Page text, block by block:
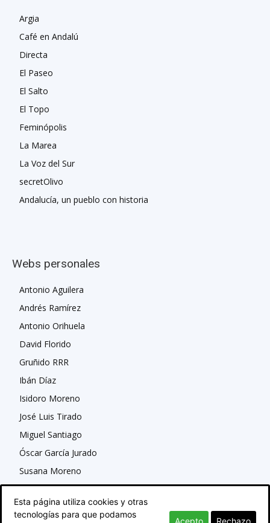
Argia
Café en Andalú
Directa
El Paseo
El Salto
El Topo
Feminópolis
La Marea
La Voz del Sur
secretOlivo
Andalucía, un pueblo con historia
Webs personales
Antonio Aguilera
Andrés Ramírez
Antonio Orihuela
David Florido
Gruñido RRR
Ibán Díaz
Isidoro Moreno
José Luis Tirado
Miguel Santiago
Óscar García Jurado
Susana Moreno
Esta página utiliza cookies y otras
tecnologías para que podamos
Acepto Rechazo